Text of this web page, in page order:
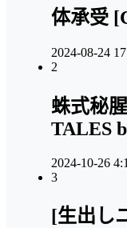
体承受
2024-08-24
2
蛛式秘
TALES
2024-10-26
3
[生出し